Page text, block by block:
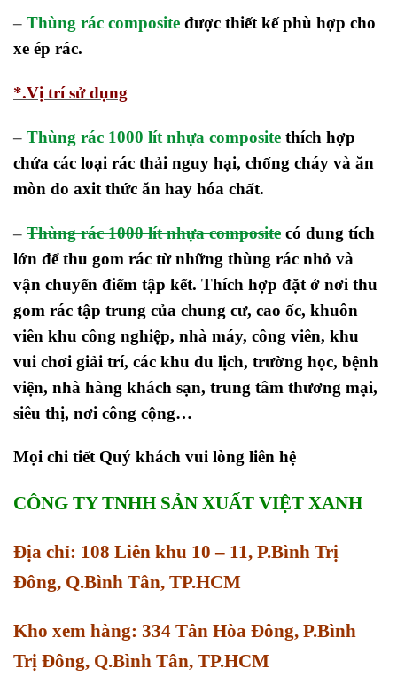
– Thùng rác composite được thiết kế phù hợp cho
xe ép rác.
*.Vị trí sử dụng
– Thùng rác 1000 lít nhựa composite thích hợp
chứa các loại rác thải nguy hại, chống cháy và ăn
mòn do axit thức ăn hay hóa chất.
– Thùng rác 1000 lít nhựa composite có dung tích
lớn để thu gom rác từ những thùng rác nhỏ và
vận chuyển điểm tập kết. Thích hợp đặt ở nơi thu
gom rác tập trung của chung cư, cao ốc, khuôn
viên khu công nghiệp, nhà máy, công viên, khu
vui chơi giải trí, các khu du lịch, trường học, bệnh
viện, nhà hàng khách sạn, trung tâm thương mại,
siêu thị, nơi công cộng…
Mọi chi tiết Quý khách vui lòng liên hệ
CÔNG TY TNHH SẢN XUẤT VIỆT XANH
Địa chỉ: 108 Liên khu 10 – 11, P.Bình Trị
Đông, Q.Bình Tân, TP.HCM
Kho xem hàng: 334 Tân Hòa Đông, P.Bình
Trị Đông, Q.Bình Tân, TP.HCM